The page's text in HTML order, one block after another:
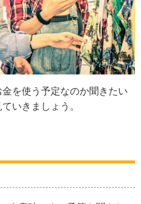
を使う予定なのか聞きたい
いきましょう。